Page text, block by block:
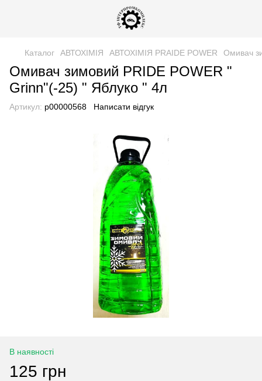
Каталог АВТОХІМІЯ АВТОХІМІЯ PRAIDE POWER Омивач
Омивач зимовий PRIDE POWER "
Grinn"(-25) " Яблуко " 4л
Артикул: р00000568 Написати відгук
В наявності
125 грн